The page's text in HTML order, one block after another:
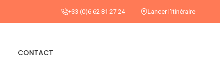
+33 (0)6 62 81 27 24 Lancer l'itinéraire
CONTACT